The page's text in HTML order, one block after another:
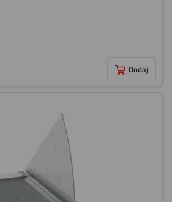
Dodaj